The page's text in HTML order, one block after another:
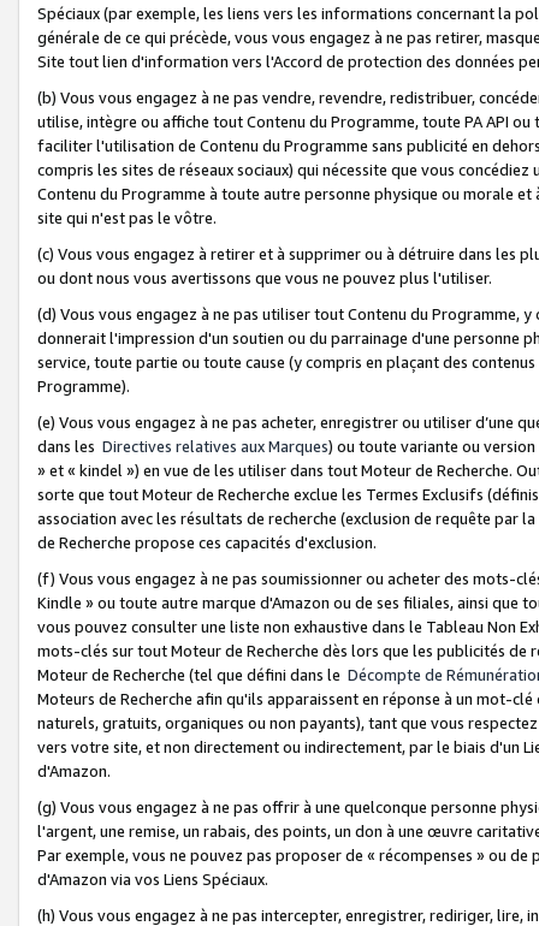
Spéciaux (par exemple, les liens vers les informations concernant la
générale de ce qui précède, vous vous engagez à ne pas retirer,
Site tout lien d'information vers l'Accord de protection des données
(b) Vous vous engagez à ne pas vendre, revendre, redistribuer,
utilise, intègre ou affiche tout Contenu du Programme, toute PA API
faciliter l'utilisation de Contenu du Programme sans publicité en
compris les sites de réseaux sociaux) qui nécessite que vous
Contenu du Programme à toute autre personne physique ou morale
site qui n'est pas le vôtre.
(c) Vous vous engagez à retirer et à supprimer ou à détruire dans les
ou dont nous vous avertissons que vous ne pouvez plus l'utiliser.
(d) Vous vous engagez à ne pas utiliser tout Contenu du Programme,
donnerait l'impression d'un soutien ou du parrainage d'une personne
service, toute partie ou toute cause (y compris en plaçant des
Programme).
(e) Vous vous engagez à ne pas acheter, enregistrer ou utiliser d’une
dans les Directives relatives aux Marques) ou toute variante ou
» et « kindel ») en vue de les utiliser dans tout Moteur de Recherche.
sorte que tout Moteur de Recherche exclue les Termes Exclusifs
association avec les résultats de recherche (exclusion de requête
de Recherche propose ces capacités d'exclusion.
(f) Vous vous engagez à ne pas soumissionner ou acheter des mots-
Kindle » ou toute autre marque d'Amazon ou de ses filiales, ainsi que
vous pouvez consulter une liste non exhaustive dans le Tableau Non
mots-clés sur tout Moteur de Recherche dès lors que les publicités de
Moteur de Recherche (tel que défini dans le Décompte de
Moteurs de Recherche afin qu'ils apparaissent en réponse à un mot-
naturels, gratuits, organiques ou non payants), tant que vous
vers votre site, et non directement ou indirectement, par le biais d'un
d'Amazon.
(g) Vous vous engagez à ne pas offrir à une quelconque personne
l'argent, une remise, un rabais, des points, un don à une œuvre
Par exemple, vous ne pouvez pas proposer de « récompenses » ou
d'Amazon via vos Liens Spéciaux.
(h) Vous vous engagez à ne pas intercepter, enregistrer, rediriger,